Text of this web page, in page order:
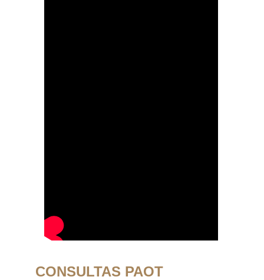
CONSULTAS PAOT